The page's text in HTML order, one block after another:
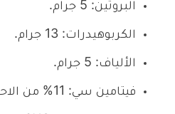
البروتين: 5 جرام.
الكربوهيدرات: 13 جرام.
الألياف: 5 جرام.
فيتامين سي: 11% من الاحتياج اليومي.